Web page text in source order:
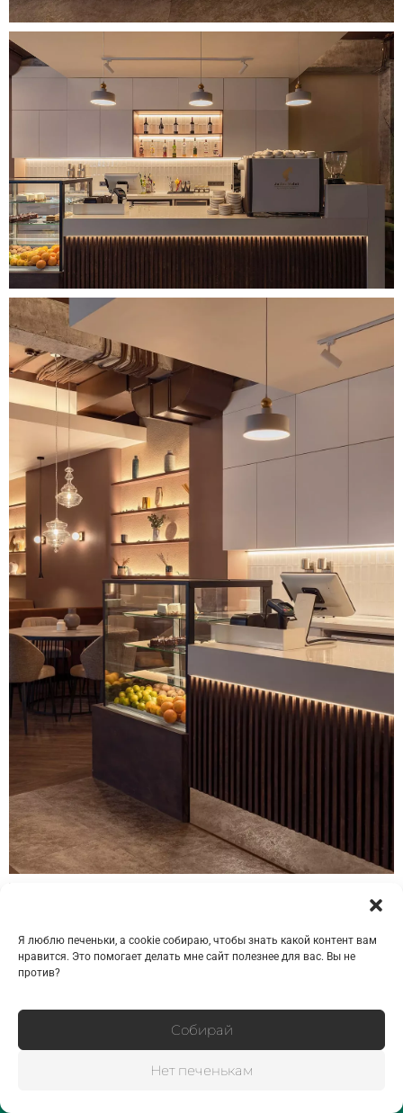
Я люблю печеньки, а cookie собираю, чтобы знать какой контент вам
нравится. Это помогает делать мне сайт полезнее для вас. Вы не
против?
Собирай
Нет печенькам